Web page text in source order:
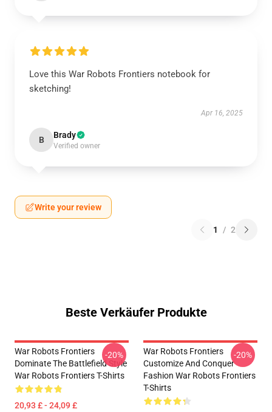
Love this War Robots Frontiers notebook for
sketching!
Apr 16, 2025
B Brady
Verified owner
Write your review
1 / 2
Beste Verkäufer Produkte
War Robots Frontiers
Dominate The Battlefield Style
War Robots Frontiers T-Shirts
20,93 £ - 24,09 £
-20%
War Robots Frontiers
Customize And Conquer
Fashion War Robots Frontiers
T-Shirts
-20%